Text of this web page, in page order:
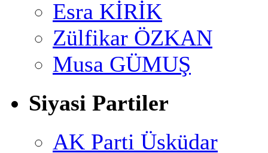
Esra KİRİK
Zülfikar ÖZKAN
Musa GÜMUŞ
Siyasi Partiler
AK Parti Üsküdar